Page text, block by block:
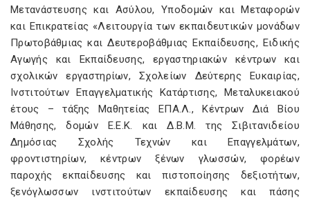
Μετανάστευσης και Ασύλου, Υποδομών και Μεταφορών
και Επικρατείας «Λειτουργία των εκπαιδευτικών μονάδων
Πρωτοβάθμιας και Δευτεροβάθμιας Εκπαίδευσης, Ειδικής
Αγωγής και Εκπαίδευσης, εργαστηριακών κέντρων και
σχολικών εργαστηρίων, Σχολείων Δεύτερης Ευκαιρίας,
Ινστιτούτων Επαγγελματικής Κατάρτισης, Μεταλυκειακού
έτους – τάξης Μαθητείας ΕΠΑ.Λ., Κέντρων Διά Βίου
Μάθησης, δομών Ε.Ε.Κ. και Δ.Β.Μ. της Σιβιτανιδείου
Δημόσιας Σχολής Τεχνών και Επαγγελμάτων,
φροντιστηρίων, κέντρων ξένων γλωσσών, φορέων
παροχής εκπαίδευσης και πιστοποίησης δεξιοτήτων,
ξενόγλωσσων ινστιτούτων εκπαίδευσης και πάσης